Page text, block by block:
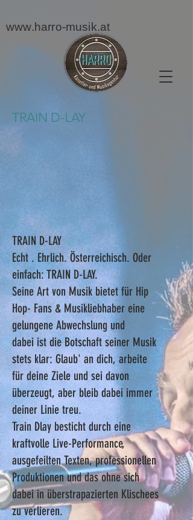
www.harro-musik.at
TRAIN D-LAY
TRAIN D-LAY
Echt . Ehrlich. Österreichisch. Oder
einfach: TRAIN D-LAY.
Seine Art von Musik bietet für Hip
Hop- Fans & Musikliebhaber eine
gelungene Abwechslung und
dabei ist die Botschaft seiner Musik
stets klar: Glaub' an dich, arbeite
für deine Ziele und sei davon
überzeugt, aber bleib dabei immer
deiner Linie treu.
Train Dlay besticht durch eine
kraftvolle Live-Performance,
ausgefeilten Texten, professionellen
Produktionen und das ohne sich
dabei in überstrapazierten Klischees
zu verlieren.